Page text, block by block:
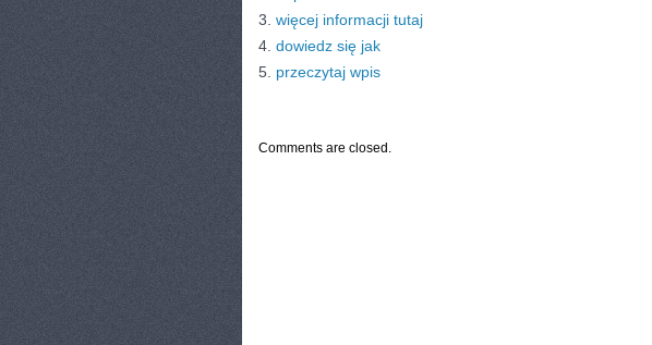
3. więcej informacji tutaj
4. dowiedz się jak
5. przeczytaj wpis
Comments are closed.